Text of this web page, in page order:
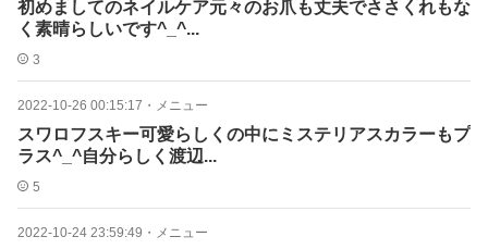
初めましてのネイルケア元々のお爪も丈夫でささくれもな
く素晴らしいです^_^...
3
2022-10-26 00:15:17 ・ メニュー
スワロフスキー可愛らしくの中にミステリアスカラーもプ
ラス^_^自分らしく渡辺...
5
2022-10-24 23:59:49 ・ メニュー